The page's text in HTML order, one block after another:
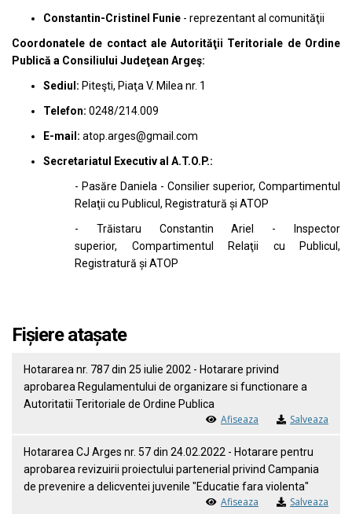
Constantin-Cristinel Funie - reprezentant al comunităţii
Coordonatele de contact ale Autorităţii Teritoriale de Ordine
Publică a Consiliului Judeţean Argeş:
Sediul: Piteşti, Piaţa V. Milea nr. 1
Telefon: 0248/214.009
E-mail: atop.arges@gmail.com
Secretariatul Executiv al A.T.O.P.:
- Pasăre Daniela - Consilier superior, Compartimentul
Relaţii cu Publicul, Registratură și ATOP
- Trăistaru Constantin Ariel - Inspector
superior, Compartimentul Relaţii cu Publicul,
Registratură și ATOP
Fișiere atașate
Hotararea nr. 787 din 25 iulie 2002 - Hotarare privind
aprobarea Regulamentului de organizare si functionare a
Autoritatii Teritoriale de Ordine Publica
Afiseaza Salveaza
Hotararea CJ Arges nr. 57 din 24.02.2022 - Hotarare pentru
aprobarea revizuirii proiectului partenerial privind Campania
de prevenire a delicventei juvenile "Educatie fara violenta"
Afiseaza Salveaza